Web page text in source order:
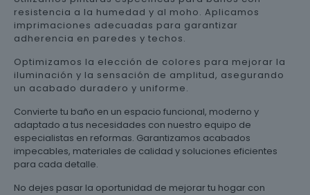
resistencia a la humedad y al moho. Aplicamos
imprimaciones adecuadas para garantizar
adherencia en paredes y techos.
Optimizamos la elección de colores para mejorar la
iluminación y la sensación de amplitud, asegurando
un acabado duradero y uniforme.
Convierte tu baño en un espacio funcional, moderno y
adaptado a tus necesidades con nuestro equipo de
especialistas en reformas. Garantizamos acabados
impecables, materiales de calidad y soluciones eficientes
para cada detalle.
No dejes pasar la oportunidad de mejorar tu hogar con